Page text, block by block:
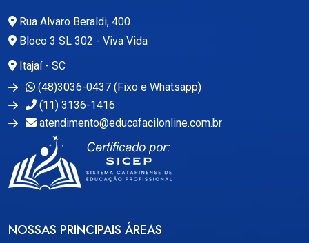
Rua Alvaro Beraldi, 400
Bloco 3 SL 302 - Viva Vida
Itajaí - SC
(48)3036-0437 (Fixo e Whatsapp)
(11) 3136-1416
atendimento@educafacilonline.com.br
NOSSAS PRINCIPAIS ÁREAS